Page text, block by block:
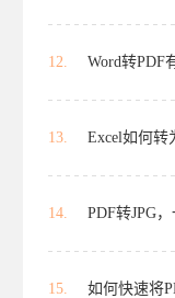
12. Word转PDF
13. Excel如何转
14. PDF转JPG，
15. 如何快速将